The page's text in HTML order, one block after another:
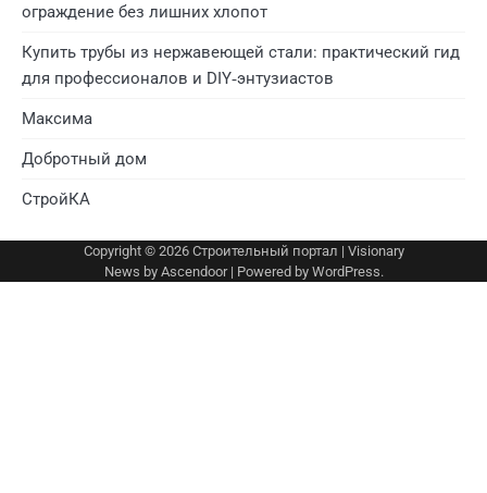
ограждение без лишних хлопот
Купить трубы из нержавеющей стали: практический гид
для профессионалов и DIY‑энтузиастов
Максима
Добротный дом
СтройКА
Copyright © 2026 Строительный портал | Visionary
News by Ascendoor| Powered by WordPress.